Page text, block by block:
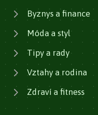
Byznys a finance
Móda a styl
Tipy a rady
Vztahy a rodina
Zdraví a fitness